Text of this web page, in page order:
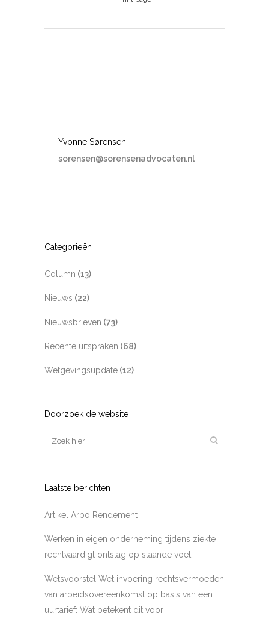
Yvonne Sørensen
sorensen@sorensenadvocaten.nl
Categorieën
Column (13)
Nieuws (22)
Nieuwsbrieven (73)
Recente uitspraken (68)
Wetgevingsupdate (12)
Doorzoek de website
Laatste berichten
Artikel Arbo Rendement
Werken in eigen onderneming tijdens ziekte
rechtvaardigt ontslag op staande voet
Wetsvoorstel Wet invoering rechtsvermoeden
van arbeidsovereenkomst op basis van een
uurtarief: Wat betekent dit voor